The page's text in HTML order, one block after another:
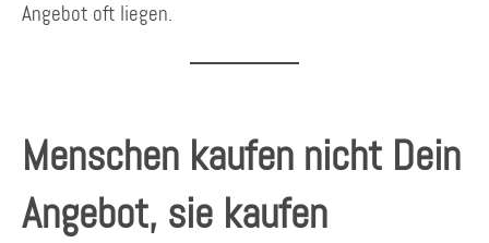
Angebot oft liegen.
Menschen kaufen nicht Dein
Angebot, sie kaufen